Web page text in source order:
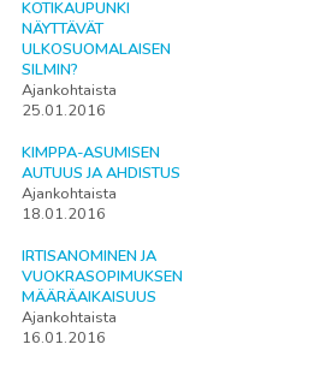
KOTIKAUPUNKI
NÄYTTÄVÄT
ULKOSUOMALAISEN
SILMIN?
Ajankohtaista
25.01.2016
KIMPPA-ASUMISEN
AUTUUS JA AHDISTUS
Ajankohtaista
18.01.2016
IRTISANOMINEN JA
VUOKRASOPIMUKSEN
MÄÄRÄAIKAISUUS
Ajankohtaista
16.01.2016